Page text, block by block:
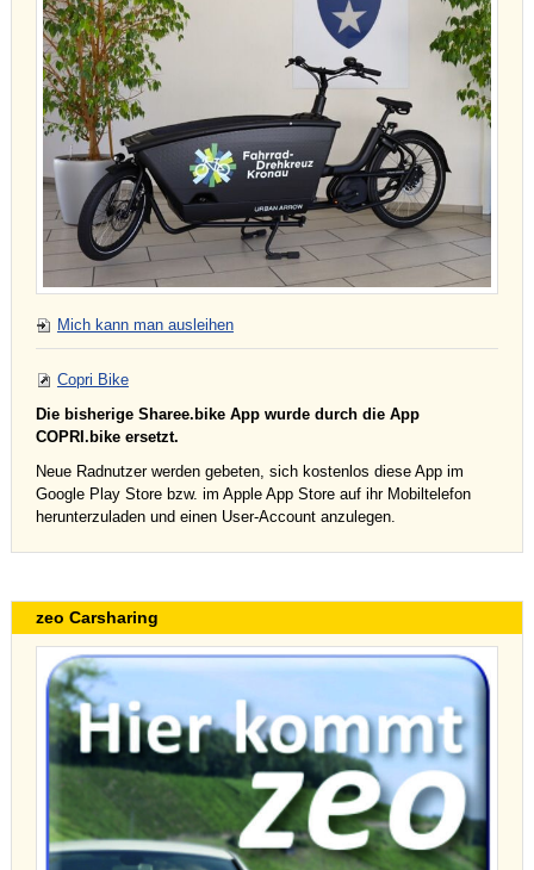
Mich kann man ausleihen
Copri Bike
Die bisherige Sharee.bike App wurde durch die App
COPRI.bike ersetzt.
Neue Radnutzer werden gebeten, sich kostenlos diese App im
Google Play Store bzw. im Apple App Store auf ihr Mobiltelefon
herunterzuladen und einen User-Account anzulegen.
zeo Carsharing